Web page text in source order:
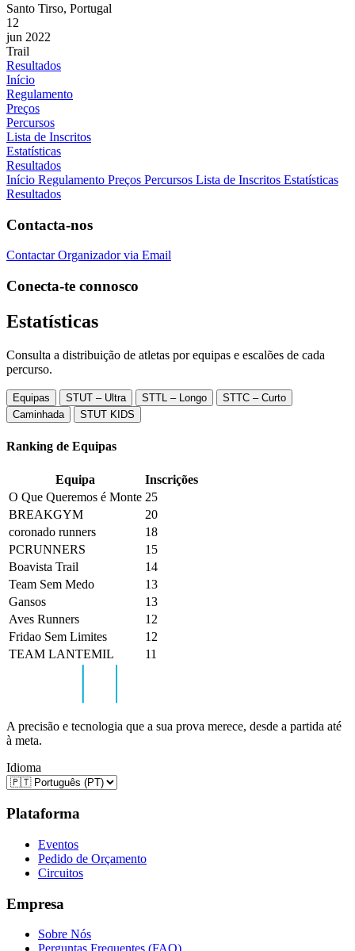
Santo Tirso, Portugal
12
jun 2022
Trail
Resultados
Início
Regulamento
Preços
Percursos
Lista de Inscritos
Estatísticas
Resultados
Início Regulamento Preços Percursos Lista de Inscritos Estatísticas
Resultados
Contacta-nos
Contactar Organizador via Email
Conecta-te connosco
Estatísticas
Consulta a distribuição de atletas por equipas e escalões de cada
percurso.
Equipas STUT – Ultra STTL – Longo
STTC – Curto
Caminhada
STUT KIDS
Ranking de Equipas
Equipa
Inscrições
O Que Queremos é Monte 25
BREAKGYM
20
coronado runners
18
PCRUNNERS
15
Boavista Trail
14
Team Sem Medo
13
Gansos
13
Aves Runners
12
Fridao Sem Limites
12
TEAM LANTEMIL
11
A precisão e tecnologia que a sua prova merece, desde a partida até
à meta.
Idioma
Plataforma
Eventos
Pedido de Orçamento
Circuitos
Empresa
Sobre Nós